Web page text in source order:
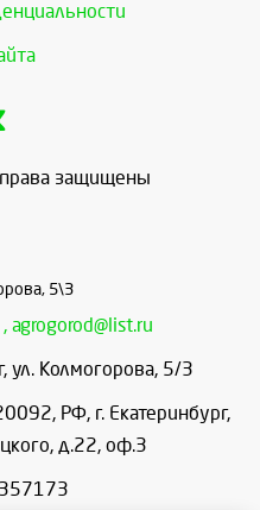
защищены
5\3
agrogorod@list.ru
, ул. Колмогорова, 5/3
РФ, г. Екатеринбург,
д.22, оф.3